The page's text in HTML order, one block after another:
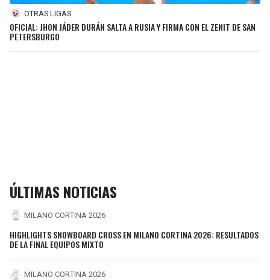
OTRAS LIGAS
OFICIAL: JHON JÁDER DURÁN SALTA A RUSIA Y FIRMA CON EL ZENIT DE SAN
PETERSBURGO
ÚLTIMAS NOTICIAS
MILANO CORTINA 2026
HIGHLIGHTS SNOWBOARD CROSS EN MILANO CORTINA 2026: RESULTADOS
DE LA FINAL EQUIPOS MIXTO
MILANO CORTINA 2026